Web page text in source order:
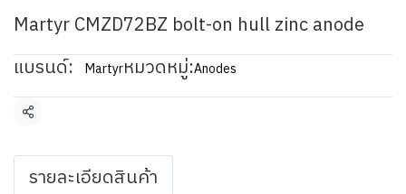
Martyr CMZD72BZ bolt-on hull zinc anode
แบรนด์:
Martyrหมวดหมู่:Anodes
แชร์
รายละเอียดสินค้า